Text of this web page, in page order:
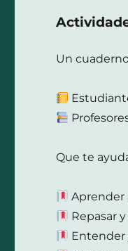
Un
Que te
Aprender
Repasar
Entender